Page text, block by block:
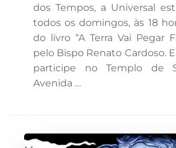
dos Tempos, a Universal
todos os domingos, às 18
do livro “A Terra Vai Pegar
pelo Bispo Renato Cardoso.
participe no Templo de
Avenida …